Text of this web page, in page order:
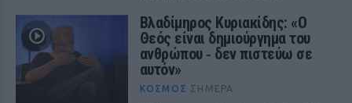
Βλαδίμηρος Κυριακίδης: «Ο
Θεός είναι δημιούργημα του
ανθρώπου ‑ δεν πιστεύω σε
αυτόν»
ΚΌΣΜΟΣ ΣΉΜΕΡΑ